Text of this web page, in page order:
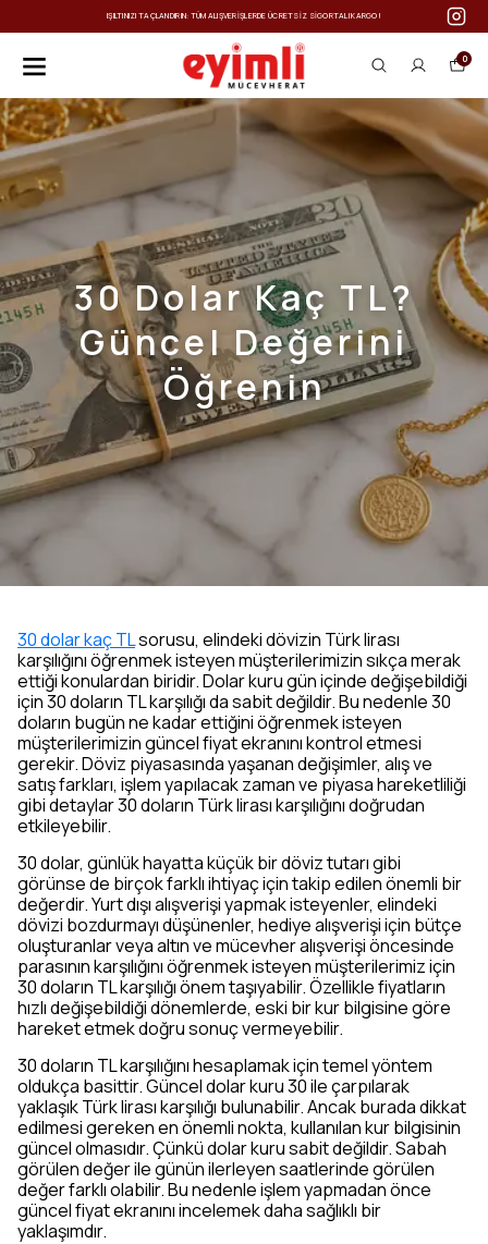
IŞILTINIZI TAÇLANDIRIN: TÜM ALIŞVERIŞLERDE ÜCRETSIZ SIGORTALI KARGO!
0
30 Dolar Kaç TL?
Güncel Değerini
Öğrenin
30 dolar kaç TLsorusu, elindeki dövizin Türk lirası
karşılığını öğrenmek isteyen müşterilerimizin sıkça merak
ettiği konulardan biridir. Dolar kuru gün içinde değişebildiği
için 30 doların TL karşılığı da sabit değildir. Bu nedenle 30
doların bugün ne kadar ettiğini öğrenmek isteyen
müşterilerimizin güncel fiyat ekranını kontrol etmesi
gerekir. Döviz piyasasında yaşanan değişimler, alış ve
satış farkları, işlem yapılacak zaman ve piyasa hareketliliği
gibi detaylar 30 doların Türk lirası karşılığını doğrudan
etkileyebilir.
30 dolar, günlük hayatta küçük bir döviz tutarı gibi
görünse de birçok farklı ihtiyaç için takip edilen önemli bir
değerdir. Yurt dışı alışverişi yapmak isteyenler, elindeki
dövizi bozdurmayı düşünenler, hediye alışverişi için bütçe
oluşturanlar veya altın ve mücevher alışverişi öncesinde
parasının karşılığını öğrenmek isteyen müşterilerimiz için
30 doların TL karşılığı önem taşıyabilir. Özellikle fiyatların
hızlı değişebildiği dönemlerde, eski bir kur bilgisine göre
hareket etmek doğru sonuç vermeyebilir.
30 doların TL karşılığını hesaplamak için temel yöntem
oldukça basittir. Güncel dolar kuru 30 ile çarpılarak
yaklaşık Türk lirası karşılığı bulunabilir. Ancak burada dikkat
edilmesi gereken en önemli nokta, kullanılan kur bilgisinin
güncel olmasıdır. Çünkü dolar kuru sabit değildir. Sabah
görülen değer ile günün ilerleyen saatlerinde görülen
değer farklı olabilir. Bu nedenle işlem yapmadan önce
güncel fiyat ekranını incelemek daha sağlıklı bir
yaklaşımdır.